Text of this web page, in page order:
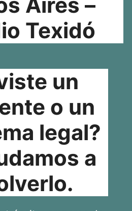
Texidó
un
o un
legal?
a